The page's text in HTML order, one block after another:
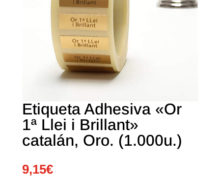
Etiqueta Adhesiva «Or
1ª Llei i Brillant»
catalán, Oro. (1.000u.)
9,15€